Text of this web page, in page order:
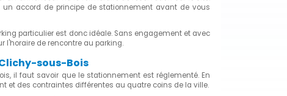
accord de principe de stationnement avant de vous
particulier est donc idéale. Sans engagement et avec
l'horaire de rencontre au parking.
sous-Bois
il faut savoir que le stationnement est réglementé. En
et des contraintes différentes au quatre coins de la ville.